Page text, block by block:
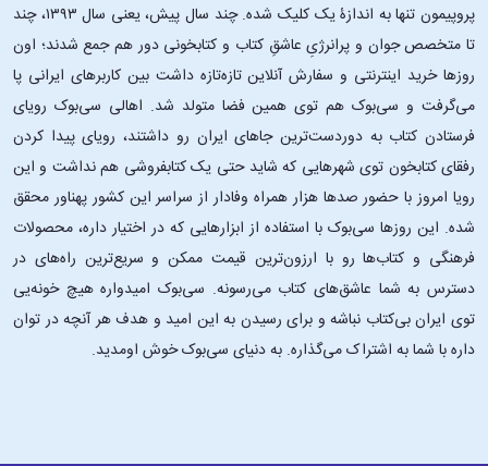
پروپیمون تنها به اندازۀ یک کلیک شده. چند سال پیش، یعنی سال ۱۳۹۳، چند
تا متخصص جوان و پرانرژیِ عاشقِ کتاب و کتابخونی دور هم جمع شدند؛ اون‌
روزها خرید اینترنتی و سفارش آنلاین تازه‌تازه داشت بین کاربرهای ایرانی پا
می‌گرفت و سی‌بوک هم توی همین فضا متولد شد. اهالی سی‌بوک رویای
فرستادن کتاب به دوردست‌ترین جاهای ایران رو داشتند، رویای پیدا کردن
رفقای کتابخون توی شهرهایی که شاید حتی یک کتابفروشی هم نداشت و این
رویا امروز با حضور صدها هزار همراه وفادار از سراسر این کشور پهناور محقق
شده. این ‌روزها سی‌بوک با استفاده از ابزارهایی که در اختیار داره، محصولات
فرهنگی و کتاب‌ها رو با ارزون‌ترین قیمت ممکن و سریع‌ترین راه‌های در
دسترس به شما عاشق‌های کتاب می‌رسونه. سی‌بوک امیدواره هیچ خونه‌یی
توی ایران بی‌کتاب نباشه و برای رسیدن به این امید و هدف هر آنچه در توان
داره با شما به اشتراک می‌گذاره. به دنیای سی‌بوک خوش اومدید.